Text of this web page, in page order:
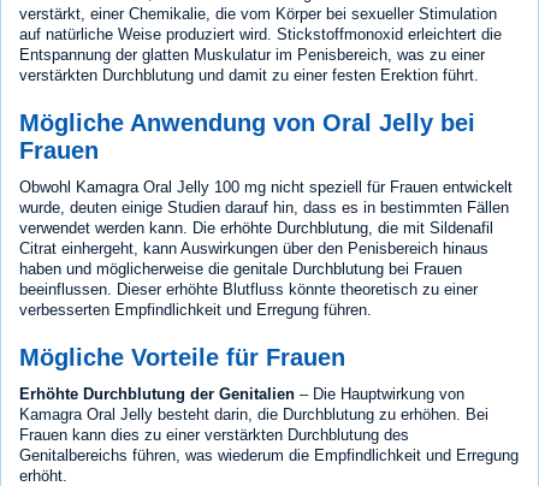
verstärkt, einer Chemikalie, die vom Körper bei sexueller Stimulation
auf natürliche Weise produziert wird. Stickstoffmonoxid erleichtert die
Entspannung der glatten Muskulatur im Penisbereich, was zu einer
verstärkten Durchblutung und damit zu einer festen Erektion führt.
Mögliche Anwendung von Oral Jelly bei
Frauen
Obwohl Kamagra Oral Jelly 100 mg nicht speziell für Frauen entwickelt
wurde, deuten einige Studien darauf hin, dass es in bestimmten Fällen
verwendet werden kann. Die erhöhte Durchblutung, die mit Sildenafil
Citrat einhergeht, kann Auswirkungen über den Penisbereich hinaus
haben und möglicherweise die genitale Durchblutung bei Frauen
beeinflussen. Dieser erhöhte Blutfluss könnte theoretisch zu einer
verbesserten Empfindlichkeit und Erregung führen.
Mögliche Vorteile für Frauen
Erhöhte Durchblutung der Genitalien – Die Hauptwirkung von
Kamagra Oral Jelly besteht darin, die Durchblutung zu erhöhen. Bei
Frauen kann dies zu einer verstärkten Durchblutung des
Genitalbereichs führen, was wiederum die Empfindlichkeit und Erregung
erhöht.